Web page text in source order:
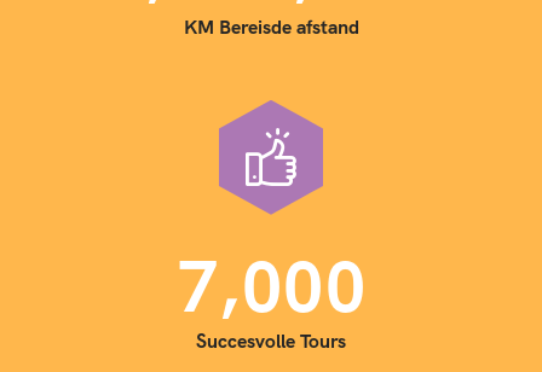
KM Bereisde afstand
7,000
Succesvolle Tours